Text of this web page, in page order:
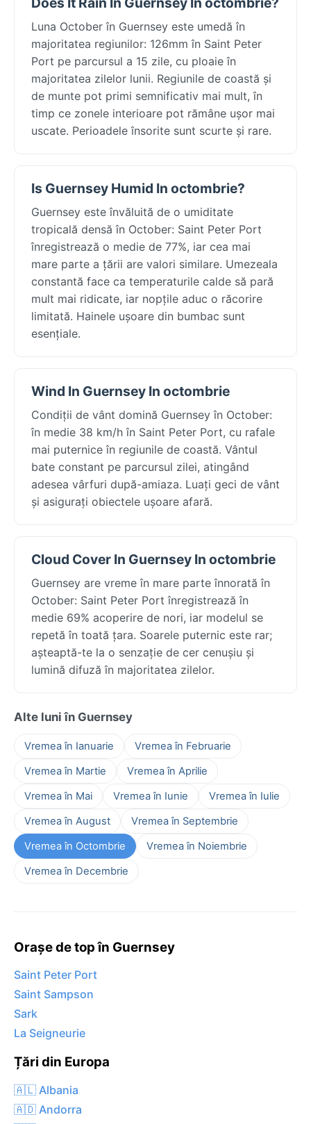
Luna October în Guernsey este umedă în
majoritatea regiunilor: 126mm în Saint Peter
Port pe parcursul a 15 zile, cu ploaie în
majoritatea zilelor lunii. Regiunile de coastă și
de munte pot primi semnificativ mai mult, în
timp ce zonele interioare pot rămâne ușor mai
uscate. Perioadele însorite sunt scurte și rare.
Is Guernsey Humid In octombrie?
Guernsey este învăluită de o umiditate
tropicală densă în October: Saint Peter Port
înregistrează o medie de 77%, iar cea mai
mare parte a țării are valori similare. Umezeala
constantă face ca temperaturile calde să pară
mult mai ridicate, iar nopțile aduc o răcorire
limitată. Hainele ușoare din bumbac sunt
esențiale.
Wind In Guernsey In octombrie
Condiții de vânt domină Guernsey în October:
în medie 38 km/h în Saint Peter Port, cu rafale
mai puternice în regiunile de coastă. Vântul
bate constant pe parcursul zilei, atingând
adesea vârfuri după-amiaza. Luați geci de vânt
și asigurați obiectele ușoare afară.
Cloud Cover In Guernsey In octombrie
Guernsey are vreme în mare parte înnorată în
October: Saint Peter Port înregistrează în
medie 69% acoperire de nori, iar modelul se
repetă în toată țara. Soarele puternic este rar;
așteaptă-te la o senzație de cer cenușiu și
lumină difuză în majoritatea zilelor.
Alte luni în Guernsey
Vremea în Ianuarie
Vremea în Februarie
Vremea în Martie
Vremea în Aprilie
Vremea în Mai
Vremea în Iunie
Vremea în Iulie
Vremea în August
Vremea în Septembrie
Vremea în Octombrie
Vremea în Noiembrie
Vremea în Decembrie
Orașe de top în Guernsey
Saint Peter Port
Saint Sampson
Sark
La Seigneurie
Țări din Europa
🇦🇱 Albania
🇦🇩 Andorra